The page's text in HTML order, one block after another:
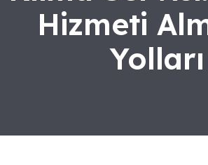
Hizmeti
Yolları